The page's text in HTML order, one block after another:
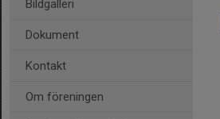
Bildgalleri
Dokument
Kontakt
Om föreningen